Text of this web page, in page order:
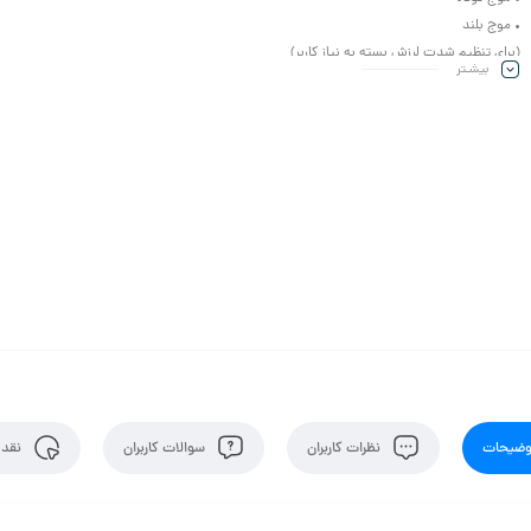
• موج بلند
(برای تنظیم شدت لرزش بسته به نیاز کاربر)
• ✅ طراحی ساده و ارگونومیک: استفاده راحت و تمیزکاری آسان.
بیشـتر
نظرات کاربران سوالات کاربران